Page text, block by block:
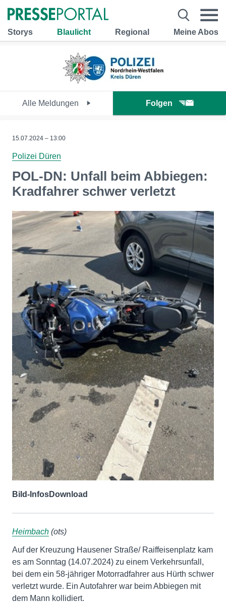
Storys Blaulicht Regional Meine Abos
Alle Meldungen Folgen
15.07.2024 – 13:00
Polizei Düren
POL-DN: Unfall beim Abbiegen:
Kradfahrer schwer verletzt
Bild-InfosDownload
Heimbach (ots)
Auf der Kreuzung Hausener Straße/ Raiffeisenplatz kam
es am Sonntag (14.07.2024) zu einem Verkehrsunfall,
bei dem ein 58-jähriger Motorradfahrer aus Hürth schwer
verletzt wurde. Ein Autofahrer war beim Abbiegen mit
dem Mann kollidiert.